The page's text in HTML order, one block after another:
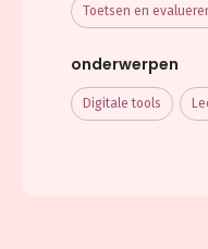
Toetsen en
onderwerpen
Digitale tools